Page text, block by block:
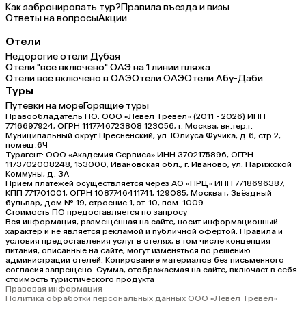
Как забронировать тур?Правила въезда и визы
Ответы на вопросыАкции
Отели
Недорогие отели Дубая
Отели "все включено" ОАЭ на 1 линии пляжа
Отели все включено в ОАЭОтели ОАЭОтели Абу-Даби
Туры
Путевки на мореГорящие туры
Правообладатель ПО: ООО «Левел Тревел» (2011 - 2026) ИНН
7716697924, ОГРН 1117746723808 123056, г. Москва, вн.тер.г.
Муниципальный округ Пресненский, ул. Юлиуса Фучика, д.6, стр.2,
помещ.6Ч
Турагент: ООО «Академия Сервиса» ИНН 3702175896, ОГРН
1173702008248, 153000, Ивановская обл., г. Иваново, ул. Парижской
Коммуны, д. ЗА
Прием платежей осуществляется через АО «ПРЦ» ИНН 7718696387,
КПП 771701001, ОГРН 1087746411741, 129085, Москва г, Звёздный
бульвар, дом № 19, строение 1, эт. 10, пом. 1009
Стоимость ПО предоставляется по запросу
Вся информация, размещённая на сайте, носит информационный
характер и не является рекламой и публичной офертой. Правила и
условия предоставления услуг в отелях, в том числе концепция
питания, описанные на сайте, могут изменяться по решению
администрации отелей. Копирование материалов без письменного
согласия запрещено. Сумма, отображаемая на сайте, включает в себя
стоимость туристического продукта
Правовая информация
Политика обработки персональных данных ООО «Левел Тревел»